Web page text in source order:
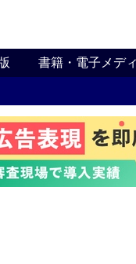
書籍・電子メデ